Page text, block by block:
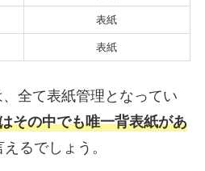
表紙
表紙
全て表紙管理となってい
その中でも唯一背表紙があ
るでしょう。